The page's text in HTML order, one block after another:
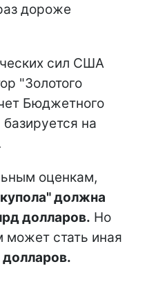
дороже
сил США
"Золотого
Бюджетного
на
оценкам,
должна
долларов. Но
может стать иная
долларов.